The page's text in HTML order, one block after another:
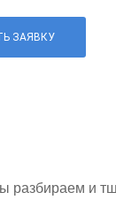
ЗАЯВКУ
разбираем и